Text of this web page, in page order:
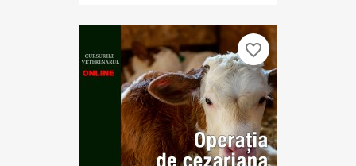
favorite_border